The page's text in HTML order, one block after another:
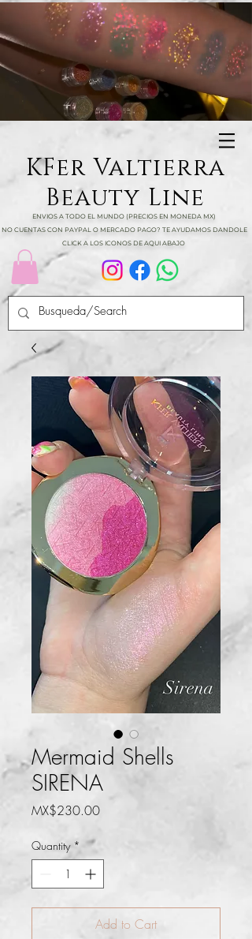
KFer Valtierra
Beauty Line
ENVIOS A TODO EL MUNDO (PRECIOS EN MONEDA MX)
NO CUENTAS CON PAYPAL O MERCADO PAGO? TE AYUDAMOS DANDOLE
CLICK A LOS ICONOS DE AQUI ABAJO
Mermaid Shells
SIRENA
MX$230.00Price
Quantity *
Add to Cart